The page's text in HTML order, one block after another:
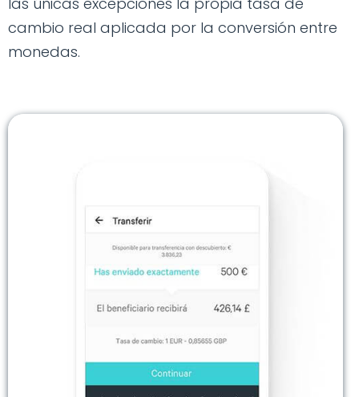
cambio real aplicada por la conversión entre
monedas.